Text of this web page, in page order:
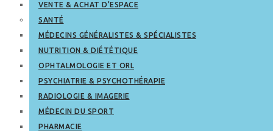
VENTE & ACHAT D’ESPACE
SANTÉ
MÉDECINS GÉNÉRALISTES & SPÉCIALISTES
NUTRITION & DIÉTÉTIQUE
OPHTALMOLOGIE ET ORL
PSYCHIATRIE & PSYCHOTHÉRAPIE
RADIOLOGIE & IMAGERIE
MÉDECIN DU SPORT
PHARMACIE